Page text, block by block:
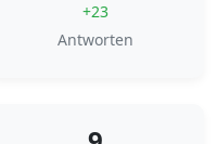
+23
Antworten